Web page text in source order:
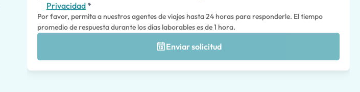
Privacidad *
Por favor, permita a nuestros agentes de viajes hasta 24 horas para responderle. El tiempo
promedio de respuesta durante los días laborables es de 1 hora.
Enviar solicitud